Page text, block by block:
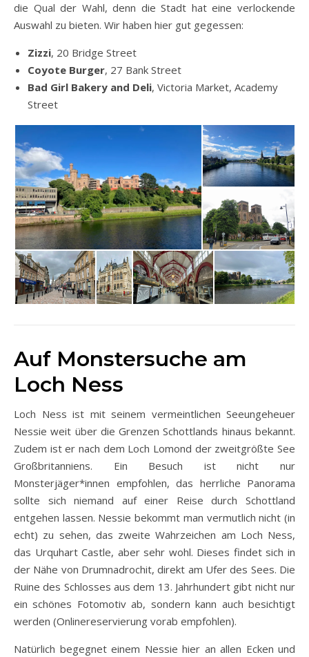
die Qual der Wahl, denn die Stadt hat eine verlockende
Auswahl zu bieten. Wir haben hier gut gegessen:
Zizzi, 20 Bridge Street
Coyote Burger, 27 Bank Street
Bad Girl Bakery and Deli, Victoria Market, Academy
Street
Auf Monstersuche am
Loch Ness
Loch Ness ist mit seinem vermeintlichen Seeungeheuer
Nessie weit über die Grenzen Schottlands hinaus bekannt.
Zudem ist er nach dem Loch Lomond der zweitgrößte See
Großbritanniens. Ein Besuch ist nicht nur
Monsterjäger*innen empfohlen, das herrliche Panorama
sollte sich niemand auf einer Reise durch Schottland
entgehen lassen. Nessie bekommt man vermutlich nicht (in
echt) zu sehen, das zweite Wahrzeichen am Loch Ness,
das Urquhart Castle, aber sehr wohl. Dieses findet sich in
der Nähe von Drumnadrochit, direkt am Ufer des Sees. Die
Ruine des Schlosses aus dem 13. Jahrhundert gibt nicht nur
ein schönes Fotomotiv ab, sondern kann auch besichtigt
werden (Onlinereservierung vorab empfohlen).
Natürlich begegnet einem Nessie hier an allen Ecken und